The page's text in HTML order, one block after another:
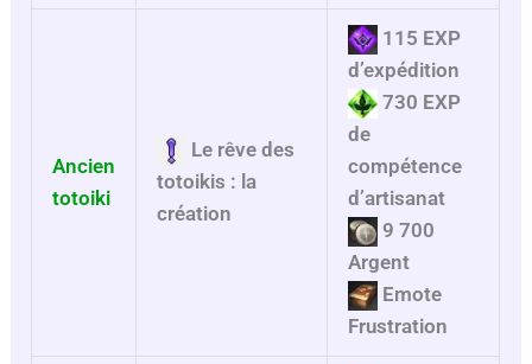
Ancien
totoiki
Le rêve des
totoikis : la
création
115 EXP
d’expédition
730 EXP
de
compétence
d’artisanat
9 700
Argent
Emote
Frustration